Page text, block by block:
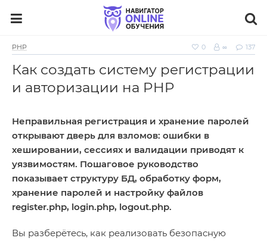
PHP 0 ∞ 137
Как создать систему регистрации
и авторизации на PHP
Неправильная регистрация и хранение паролей
открывают дверь для взломов: ошибки в
хешировании, сессиях и валидации приводят к
уязвимостям. Пошаговое руководство
показывает структуру БД, обработку форм,
хранение паролей и настройку файлов
register.php, login.php, logout.php.
Вы разберётесь, как реализовать безопасную